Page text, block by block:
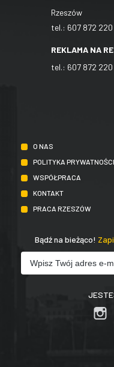
Rzeszów
tel.: 607 872 220
REKLAMA NA
tel.: 607 872 220
O NAS
POLITYKA PRYWATNOŚCI
WSPÓŁPRACA
KONTAKT
PRACA RZESZÓW
Bądź na bieżąco!